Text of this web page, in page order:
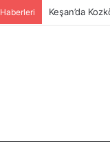
Keşan’da